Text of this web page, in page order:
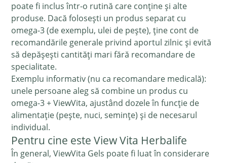
poate fi inclus într-o rutină care conține și alte
produse. Dacă folosești un produs separat cu
omega-3 (de exemplu, ulei de pește), ține cont de
recomandările generale privind aportul zilnic și evită
să depășești cantități mari fără recomandare de
specialitate.
Exemplu informativ (nu ca recomandare medicală):
unele persoane aleg să combine un produs cu
omega-3 + ViewVita, ajustând dozele în funcție de
alimentație (pește, nuci, semințe) și de necesarul
individual.
Pentru cine este View Vita Herbalife
În general, ViewVita Gels poate fi luat în considerare